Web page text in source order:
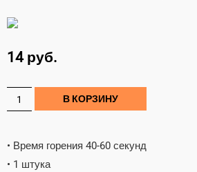
14 руб.
В КОРЗИНУ
• Время горения 40-60 секунд
• 1 штука